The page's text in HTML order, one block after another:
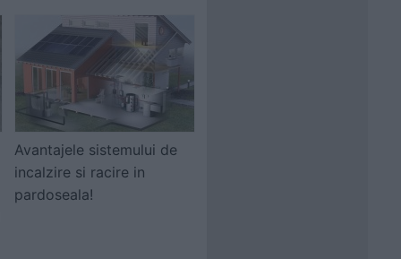
Avantajele sistemului de
incalzire si racire in
pardoseala!